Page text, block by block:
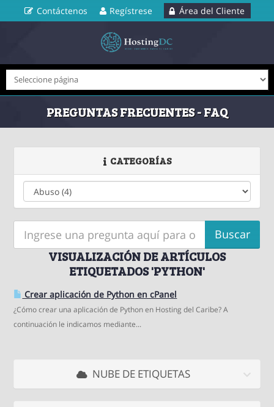
Contáctenos Regístrese Área del Cliente
PREGUNTAS FRECUENTES - FAQ
CATEGORÍAS
VISUALIZACIÓN DE ARTÍCULOS
ETIQUETADOS 'PYTHON'
Crear aplicación de Python en cPanel
¿Cómo crear una aplicación de Python en Hosting del Caribe? A
continuación le indicamos mediante...
NUBE DE ETIQUETAS